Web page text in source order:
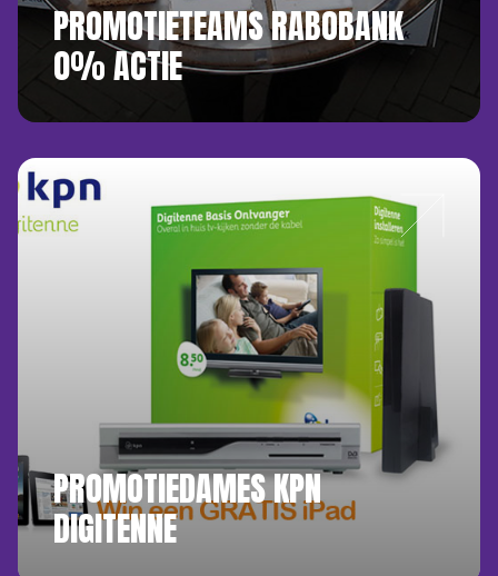
PROMOTIETEAMS RABOBANK
0% ACTIE
PROMOTIEDAMES KPN
DIGITENNE